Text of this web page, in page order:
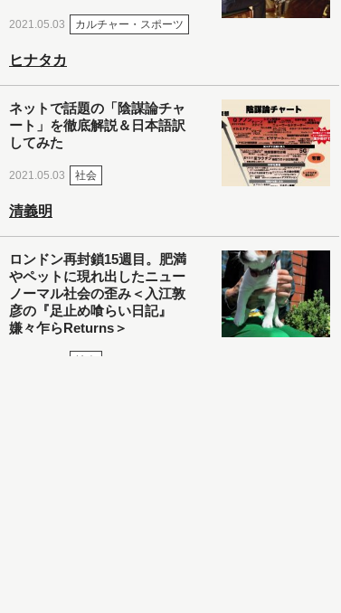
2021.05.03 カルチャー・スポーツ
ヒナタカ
ネットで話題の「陰謀論チャ
ート」を徹底解説＆日本語訳
してみた
2021.05.03 社会
清義明
ロンドン再封鎖15週目。肥満
やペットに現れ出したニュー
ノーマル社会の歪み＜入江敦
彦の『足止め喰らい日記』
嫌々乍らReturns＞
社会